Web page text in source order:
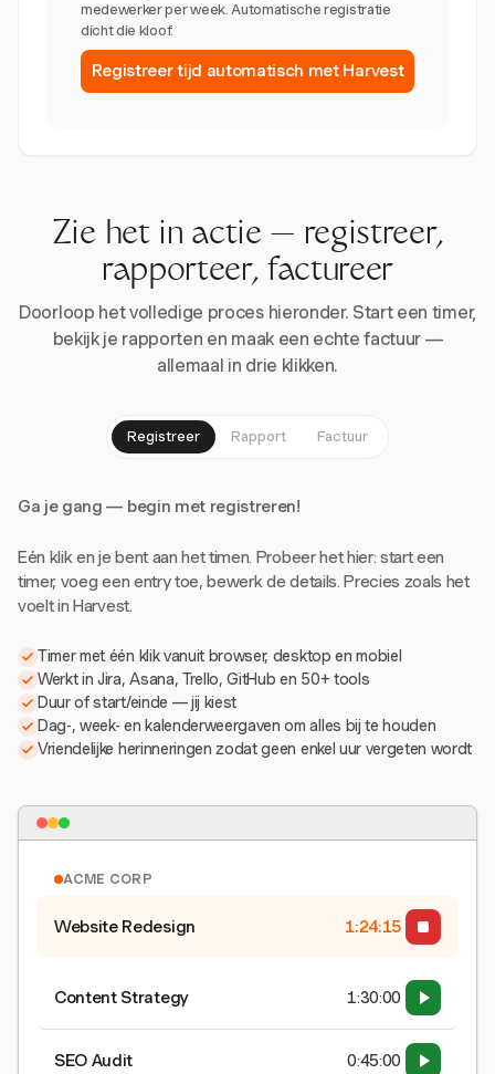
medewerker per week. Automatische registratie
dicht die kloof.
Registreer tijd automatisch met Harvest
Zie het in actie — registreer,
rapporteer, factureer
Doorloop het volledige proces hieronder. Start een timer,
bekijk je rapporten en maak een echte factuur —
allemaal in drie klikken.
Registreer Rapport Factuur
Ga je gang — begin met registreren!
Eén klik en je bent aan het timen. Probeer het hier: start een
timer, voeg een entry toe, bewerk de details. Precies zoals het
voelt in Harvest.
Timer met één klik vanuit browser, desktop en mobiel
Werkt in Jira, Asana, Trello, GitHub en 50+ tools
Duur of start/einde — jij kiest
Dag-, week- en kalenderweergaven om alles bij te houden
Vriendelijke herinneringen zodat geen enkel uur vergeten wordt
ACME CORP
Website Redesign 1:24:15
Content Strategy 1:30:00
SEO Audit 0:45:00